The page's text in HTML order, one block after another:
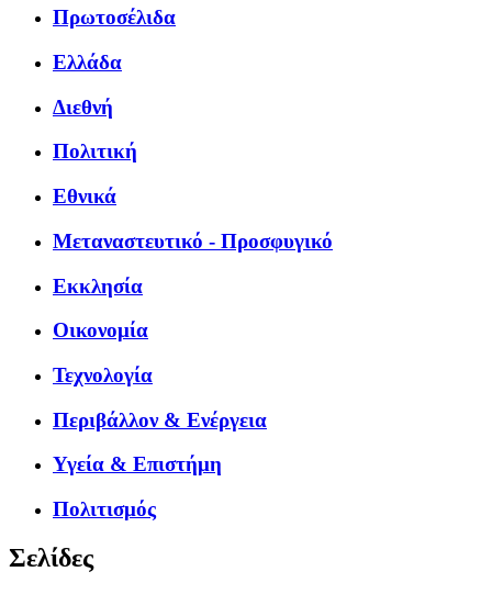
Πρωτοσέλιδα
Ελλάδα
Διεθνή
Πολιτική
Εθνικά
Μεταναστευτικό - Προσφυγικό
Εκκλησία
Οικονομία
Τεχνολογία
Περιβάλλον & Ενέργεια
Υγεία & Επιστήμη
Πολιτισμός
Σελίδες